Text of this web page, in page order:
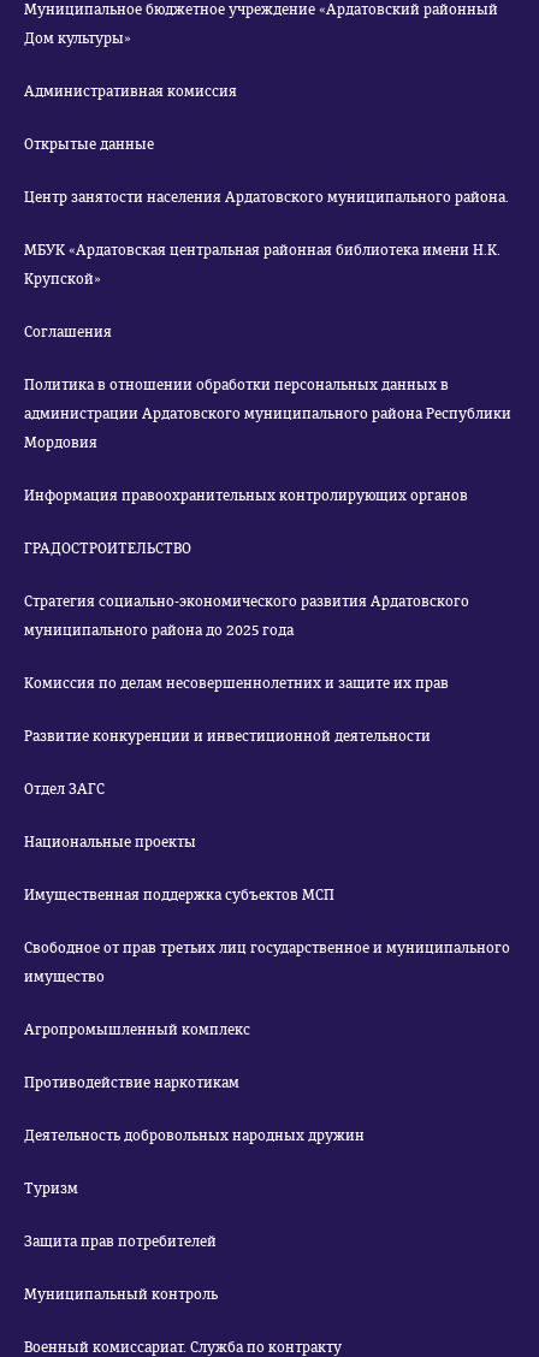
Муниципальное бюджетное учреждение «Ардатовский районный
Дом культуры»
Административная комиссия
Открытые данные
Центр занятости населения Ардатовского муниципального района.
МБУК «Ардатовская центральная районная библиотека имени Н.К.
Крупской»
Соглашения
Политика в отношении обработки персональных данных в
администрации Ардатовского муниципального района Республики
Мордовия
Информация правоохранительных контролирующих органов
ГРАДОСТРОИТЕЛЬСТВО
Стратегия социально-экономического развития Ардатовского
муниципального района до 2025 года
Комиссия по делам несовершеннолетних и защите их прав
Развитие конкуренции и инвестиционной деятельности
Отдел ЗАГС
Национальные проекты
Имущественная поддержка субъектов МСП
Свободное от прав третьих лиц государственное и муниципального
имущество
Агропромышленный комплекс
Противодействие наркотикам
Деятельность добровольных народных дружин
Туризм
Защита прав потребителей
Муниципальный контроль
Военный комиссариат. Служба по контракту